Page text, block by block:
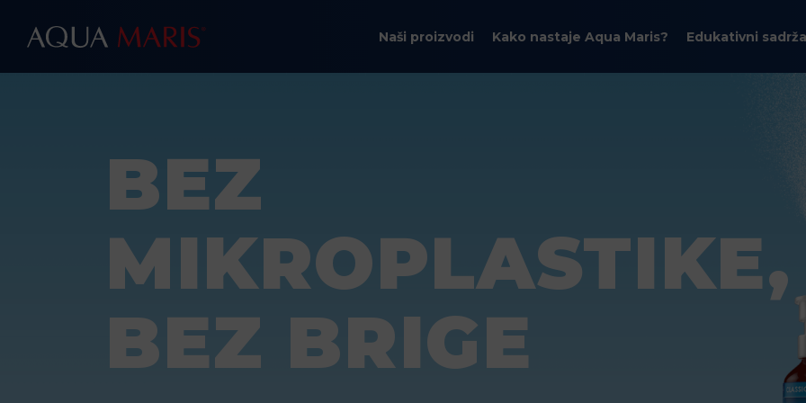
Naši proizvodi Kako nastaje Aqua Maris? Edukativni
BEZ
MIKROPLASTIKE,
BEZ BRIGE